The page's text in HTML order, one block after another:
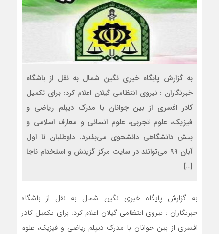
به گزارش پایگاه خبری نگین شمال به نقل از باشگاه
خبرنگاران : نیروی انتظامی گیلان اعلام کرد: برای تکمیل
کادر افسری از بین جوانان با مدرک دیپلم ریاضی و
فیزیک، علوم تجربی، علوم انسانی و معارف اسلامی و
پیش دانشگاهی دانشجوی می‌پذیرد. داوطلبان تا اول
آبان ۹۹ می‌توانند در سایت مرکز گزینش و استخدام ناجا
[…]
به گزارش پایگاه خبری نگین شمال به نقل از باشگاه
خبرنگاران : نیروی انتظامی گیلان اعلام کرد: برای تکمیل کادر
افسری از بین جوانان با مدرک دیپلم ریاضی و فیزیک، علوم